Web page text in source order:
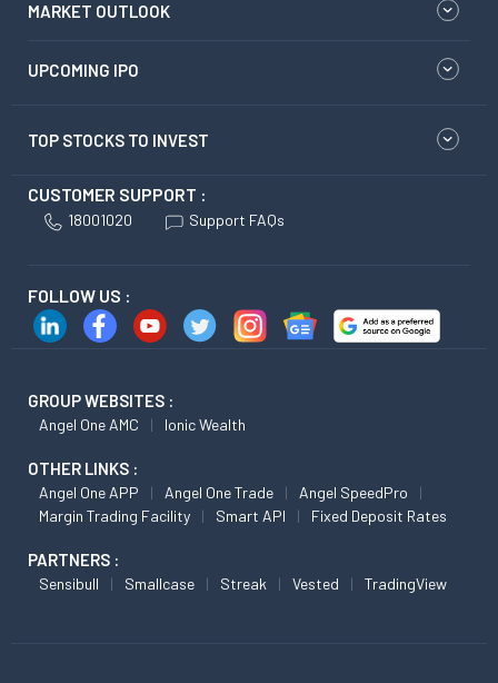
MARKET OUTLOOK
UPCOMING IPO
TOP STOCKS TO INVEST
CUSTOMER SUPPORT :
18001020 Support FAQs
FOLLOW US :
GROUP WEBSITES :
Angel One AMC Ionic Wealth
OTHER LINKS :
Angel One APP Angel One Trade
Angel SpeedPro
Margin Trading Facility
Smart API Fixed Deposit Rates
PARTNERS :
Sensibull Smallcase Streak Vested TradingView